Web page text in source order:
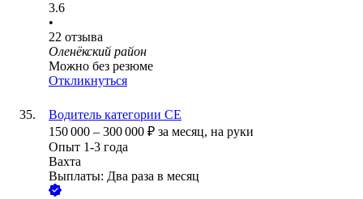
3.6
•
22 отзыва
Оленёкский район
Можно без резюме
Откликнуться
Водитель категории СЕ
150 000 – 300 000 ₽ за месяц, на руки
Опыт 1-3 года
Вахта
Выплаты: Два раза в месяц